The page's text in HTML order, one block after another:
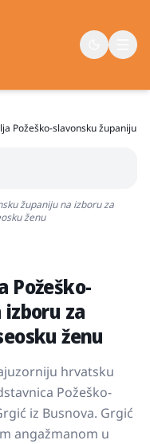
Požeško-slavonsku županiju
županiju na izboru za
ženu
Požeško-
za
ženu
hrvatsku
Požeško-
iz Busnova. Grgić
angažmanom u